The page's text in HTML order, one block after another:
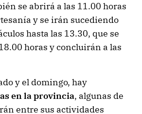
se abrirá a las 11.00 horas
y se irán sucediendo
hasta las 13.30, que se
horas y concluirán a las
y el domingo, hay
en la provincia, algunas de
entre sus actividades